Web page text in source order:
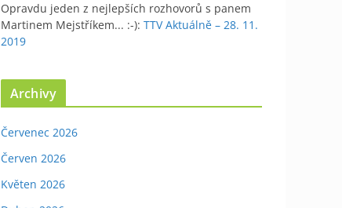
Opravdu jeden z nejlepších rozhovorů s panem
Martinem Mejstříkem... :-): TTV Aktuálně – 28. 11.
2019
Archivy
Červenec 2026
Červen 2026
Květen 2026